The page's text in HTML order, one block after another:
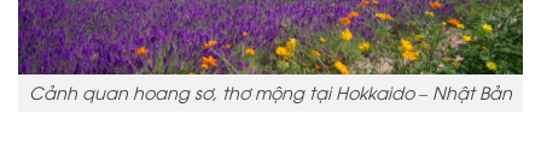
Cảnh quan hoang sơ, thơ mộng tại Hokkaido – Nhật Bản